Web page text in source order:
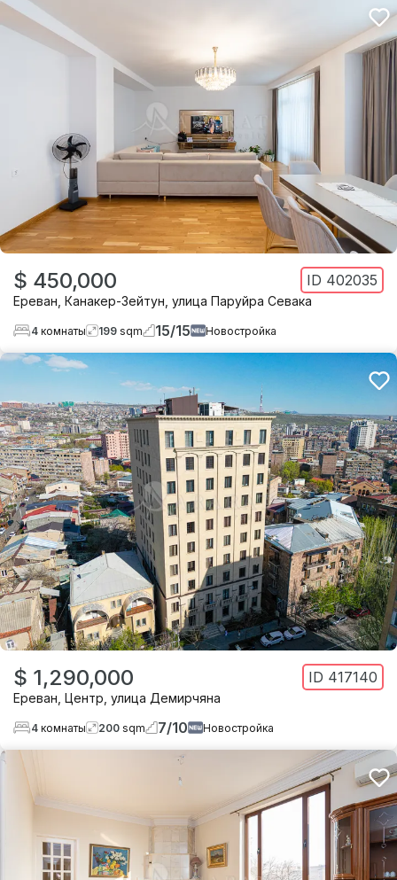
$ 450,000 ID 402035
Ереван Канакер-Зейтун улица Паруйра Севака
4 комнаты 199 sqm 15/15 Новостройка
$ 1,290,000 ID 417140
Ереван Центр улица Демирчяна
4 комнаты 200 sqm 7/10 Новостройка